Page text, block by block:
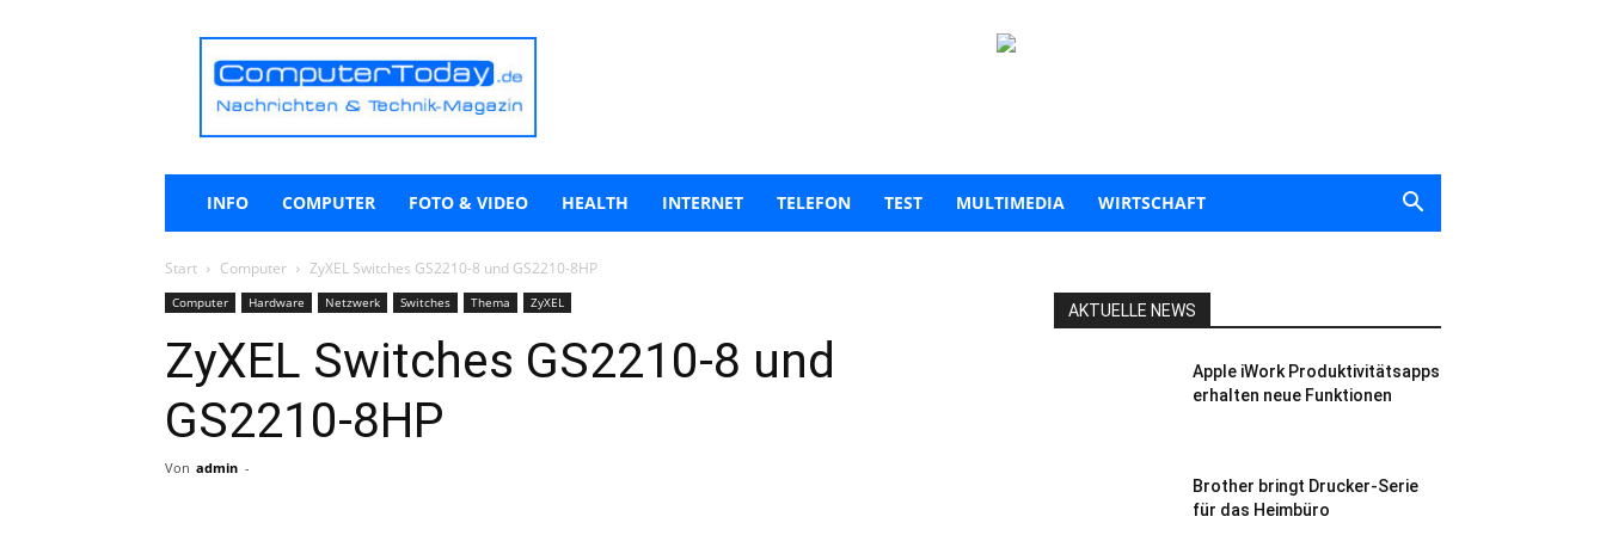
ComputerToday.de
INFO COMPUTER FOTO & VIDEO HEALTH INTERNET TELEFON TEST MULTIMEDIA WIRTSCHAFT
Start Computer ZyXEL Switches GS2210-8 und GS2210-8HP
Computer Hardware Netzwerk Switches Thema ZyXEL
ZyXEL Switches GS2210-8 und
GS2210-8HP
Von admin -
AKTUELLE NEWS
Apple iWork Produktivitätsapps
erhalten neue Funktionen
Brother bringt Drucker-Serie
für das Heimbüro